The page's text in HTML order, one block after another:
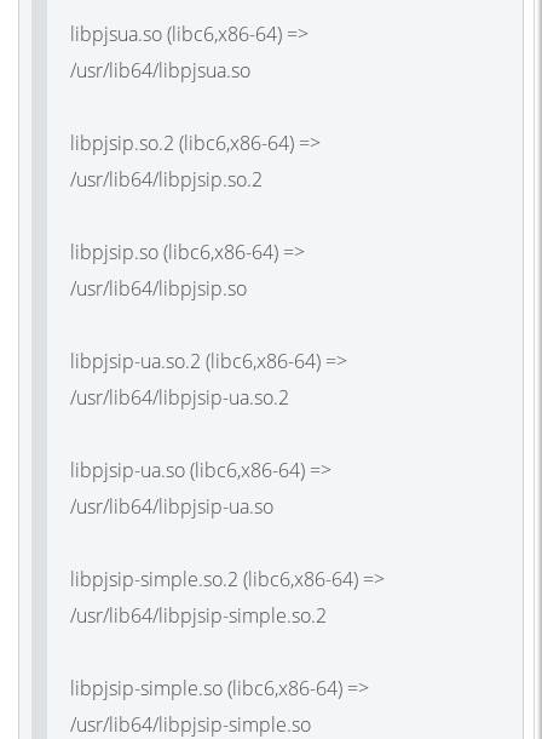
libpjsua.so (libc6,x86-64) =>
/usr/lib64/libpjsua.so
libpjsip.so.2 (libc6,x86-64) =>
/usr/lib64/libpjsip.so.2
libpjsip.so (libc6,x86-64) =>
/usr/lib64/libpjsip.so
libpjsip-ua.so.2 (libc6,x86-64) =>
/usr/lib64/libpjsip-ua.so.2
libpjsip-ua.so (libc6,x86-64) =>
/usr/lib64/libpjsip-ua.so
libpjsip-simple.so.2 (libc6,x86-64) =>
/usr/lib64/libpjsip-simple.so.2
libpjsip-simple.so (libc6,x86-64) =>
/usr/lib64/libpjsip-simple.so